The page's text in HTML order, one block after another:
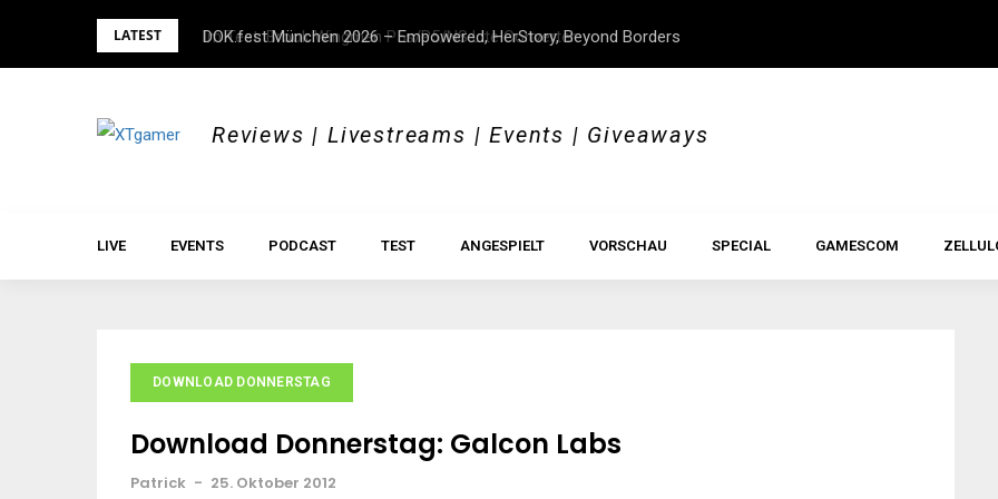
LATEST Im Test: Brook Wingman P5s/P5/NS Lite Converter
DOK.fest München 2026 – Empowered, HerStory, Beyond Borders
Reviews | Livestreams | Events | Giveaways
LIVE EVENTS PODCAST TEST ANGESPIELT VORSCHAU SPECIAL GAMESCOM
DOWNLOAD DONNERSTAG
Download Donnerstag: Galcon Labs
Patrick - 25. Oktober 2012